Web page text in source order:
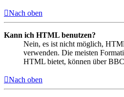
Nach oben
Kann ich HTML benutzen?
Nein, es ist nicht möglich,
verwenden. Die meisten
HTML bietet, können über
Nach oben